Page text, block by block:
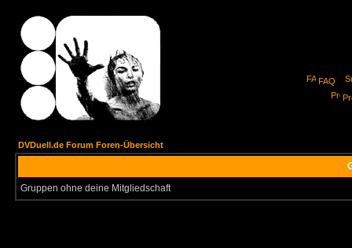
FAQ
DVDuell.de Forum Foren-Übersicht
Gruppen ohne deine Mitgliedschaft